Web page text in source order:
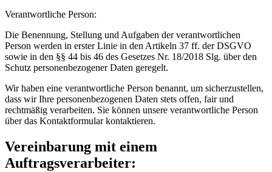
Verantwortliche Person:
Die Benennung, Stellung und Aufgaben der verantwortlichen
Person werden in erster Linie in den Artikeln 37 ff. der DSGVO
sowie in den §§ 44 bis 46 des Gesetzes Nr. 18/2018 Slg. über den
Schutz personenbezogener Daten geregelt.
Wir haben eine verantwortliche Person benannt, um sicherzustellen,
dass wir Ihre personenbezogenen Daten stets offen, fair und
rechtmäßig verarbeiten. Sie können unsere verantwortliche Person
über das Kontaktformular kontaktieren.
Vereinbarung mit einem
Auftragsverarbeiter: